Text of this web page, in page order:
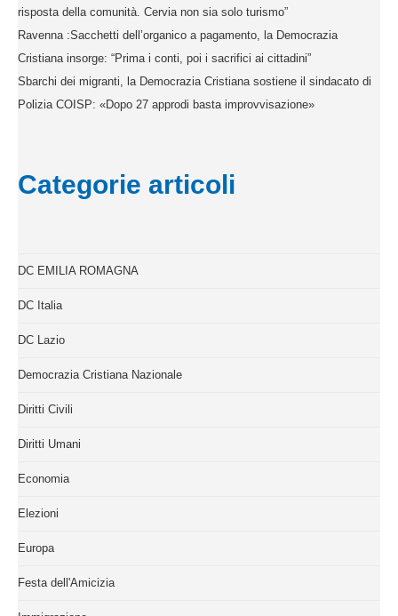
risposta della comunità. Cervia non sia solo turismo”
Ravenna :Sacchetti dell’organico a pagamento, la Democrazia
Cristiana insorge: “Prima i conti, poi i sacrifici ai cittadini”
Sbarchi dei migranti, la Democrazia Cristiana sostiene il sindacato di
Polizia COISP: «Dopo 27 approdi basta improvvisazione»
Categorie articoli
DC EMILIA ROMAGNA
DC Italia
DC Lazio
Democrazia Cristiana Nazionale
Diritti Civili
Diritti Umani
Economia
Elezioni
Europa
Festa dell'Amicizia